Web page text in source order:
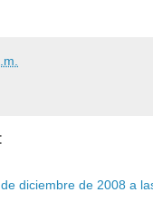
diciembre de 2008 a